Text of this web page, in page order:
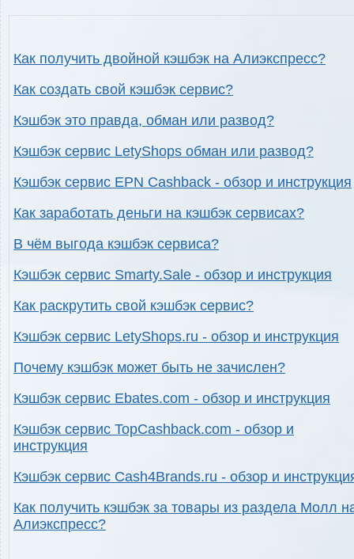
Как получить двойной кэшбэк на Алиэкспресс?
Как создать свой кэшбэк сервис?
Кэшбэк это правда, обман или развод?
Кэшбэк сервис LetyShops обман или развод?
Кэшбэк сервис EPN Cashback - обзор и инструкция
Как заработать деньги на кэшбэк сервисах?
В чём выгода кэшбэк сервиса?
Кэшбэк сервис Smarty.Sale - обзор и инструкция
Как раскрутить свой кэшбэк сервис?
Кэшбэк сервис LetyShops.ru - обзор и инструкция
Почему кэшбэк может быть не зачислен?
Кэшбэк сервис Ebates.com - обзор и инструкция
Кэшбэк сервис TopCashback.com - обзор и
инструкция
Кэшбэк сервис Cash4Brands.ru - обзор и
Как получить кэшбэк за товары из раздела Молл
Алиэкспресс?